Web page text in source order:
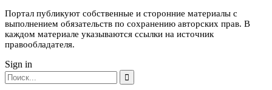
Портал публикуют собственные и сторонние материалы с
выполнением обязательств по сохранению авторских прав. В
каждом материале указываются ссылки на источник
правообладателя.
Sign in